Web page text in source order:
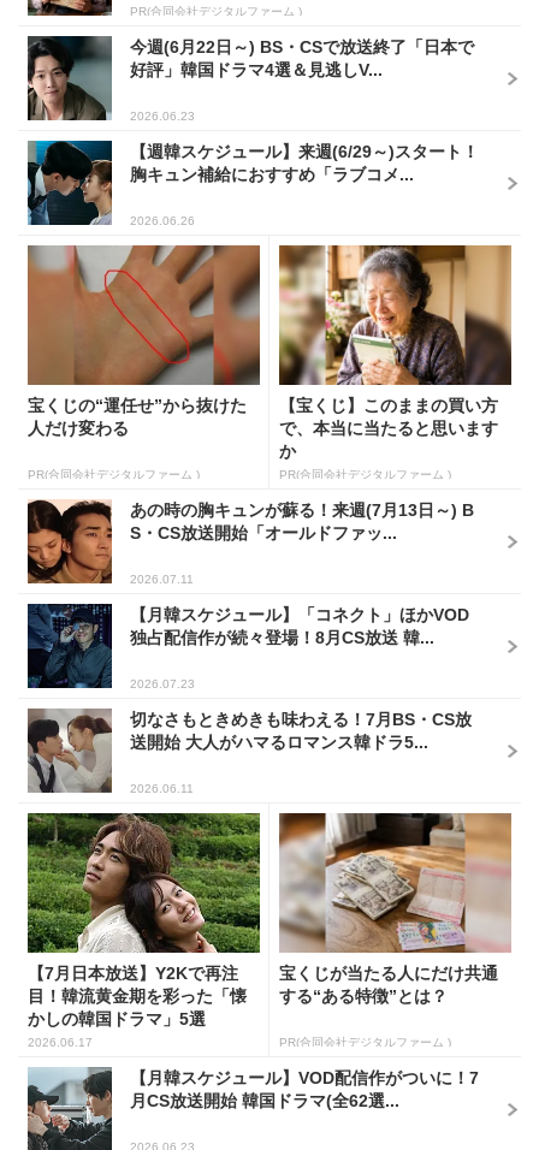
PR(合同会社デジタルファーム )
今週(6月22日～) BS・CSで放送終了「日本で
好評」韓国ドラマ4選＆見逃しV...
2026.06.23
【週韓スケジュール】来週(6/29～)スタート！
胸キュン補給におすすめ「ラブコメ...
2026.06.26
宝くじの“運任せ”から抜けた
人だけ変わる
PR(合同会社デジタルファーム )
【宝くじ】このままの買い方
で、本当に当たると思います
か
PR(合同会社デジタルファーム )
あの時の胸キュンが蘇る！来週(7月13日～) B
S・CS放送開始「オールドファッ...
2026.07.11
【月韓スケジュール】「コネクト」ほかVOD
独占配信作が続々登場！8月CS放送 韓...
2026.07.23
切なさもときめきも味わえる！7月BS・CS放
送開始 大人がハマるロマンス韓ドラ5...
2026.06.11
【7月日本放送】Y2Kで再注
目！韓流黄金期を彩った「懐
かしの韓国ドラマ」5選
2026.06.17
宝くじが当たる人にだけ共通
する“ある特徴”とは？
PR(合同会社デジタルファーム )
【月韓スケジュール】VOD配信作がついに！7
月CS放送開始 韓国ドラマ(全62選...
2026.06.23